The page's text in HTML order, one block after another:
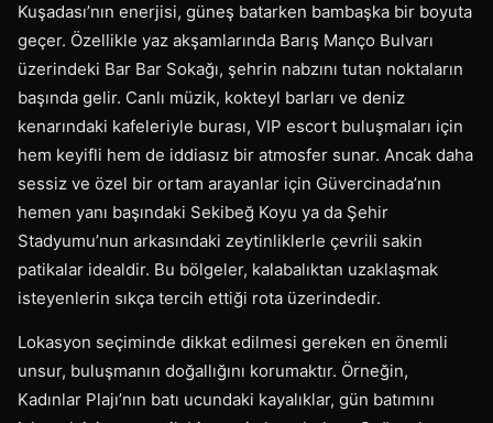
Kuşadası’nın enerjisi, güneş batarken bambaşka bir boyuta
geçer. Özellikle yaz akşamlarında Barış Manço Bulvarı
üzerindeki Bar Bar Sokağı, şehrin nabzını tutan noktaların
başında gelir. Canlı müzik, kokteyl barları ve deniz
kenarındaki kafeleriyle burası, VIP escort buluşmaları için
hem keyifli hem de iddiasız bir atmosfer sunar. Ancak daha
sessiz ve özel bir ortam arayanlar için Güvercinada’nın
hemen yanı başındaki Sekibeğ Koyu ya da Şehir
Stadyumu’nun arkasındaki zeytinliklerle çevrili sakin
patikalar idealdir. Bu bölgeler, kalabalıktan uzaklaşmak
isteyenlerin sıkça tercih ettiği rota üzerindedir.
Lokasyon seçiminde dikkat edilmesi gereken en önemli
unsur, buluşmanın doğallığını korumaktır. Örneğin,
Kadınlar Plajı’nın batı ucundaki kayalıklar, gün batımını